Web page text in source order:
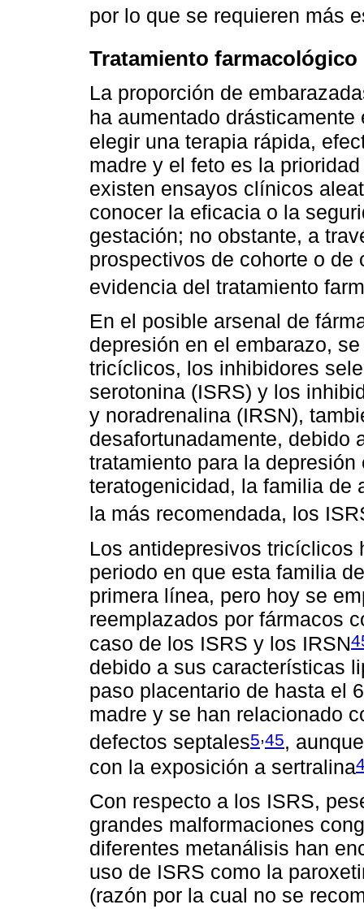
por lo que se requieren más
Tratamiento
La proporción de
ha aumentado
elegir una terapia rápida,
madre y el feto es la
existen ensayos clínicos
conocer la eficacia o la
gestación; no obstante, a
prospectivos de cohorte o
evidencia del tratamiento
En el posible arsenal de
depresión en el embarazo,
tricíclicos, los inhibidores
serotonina (ISRS) y los
y noradrenalina (IRSN),
desafortunadamente, debido
tratamiento para la
teratogenicidad, la familia de
la más recomendada, los
Los antidepresivos tricíclicos
periodo en que esta familia
primera línea, pero hoy se
reemplazados por fármacos
caso de los ISRS y los IRSN
debido a sus características
paso placentario de hasta el
madre y se han relacionado
defectos septales5,45,
con la exposición a sertralina
Con respecto a los ISRS,
grandes malformaciones
diferentes metanálisis han
uso de ISRS como la
(razón por la cual no se